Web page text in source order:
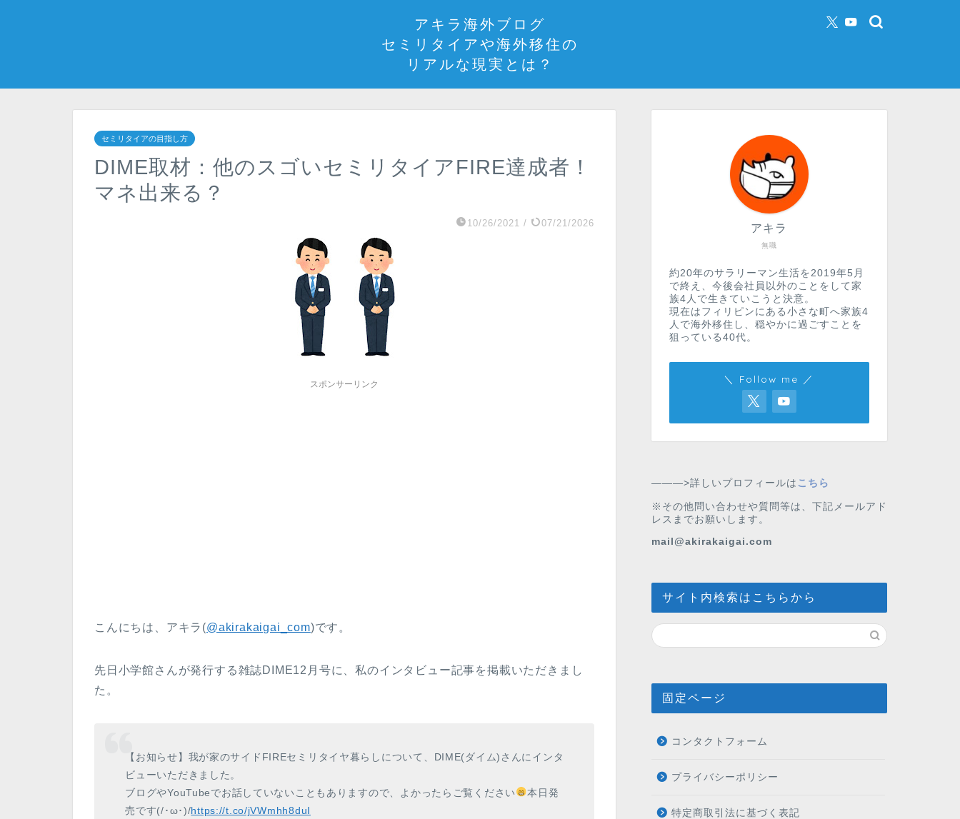
アキラ海外ブログ
セミリタイアや海外移住の
リアルな現実とは？
セミリタイアの目指し方
DIME取材：他のスゴいセミリタイアFIRE達成者！
マネ出来る？
10/26/2021 / 07/21/2026
スポンサーリンク
こんにちは、アキラ(@akirakaigai_com)です。
先日小学館さんが発行する雑誌DIME12月号に、私のインタビュー記事を掲載いただきまし
た。
【お知らせ】我が家のサイドFIREセミリタイヤ暮らしについて、DIME(ダイム)さんにインタ
ビューいただきました。
ブログやYouTubeでお話していないこともありますので、よかったらご覧ください
本日発
売です(/･ω･)/https://t.co/jVWmhh8duI
無職
アキラ
約20年のサラリーマン生活を2019年5月
で終え、今後会社員以外のことをして家
族4人で生きていこうと決意。
現在はフィリピンにある小さな町へ家族4
人で海外移住し、穏やかに過ごすことを
狙っている40代。
＼ Follow me ／
———>詳しいプロフィールは こちら
※その他問い合わせや質問等は、下記メールアド
レスまでお願いします。
mail@akirakaigai.com
サイト内検索はこちらから
固定ページ
コンタクトフォーム
プライバシーポリシー
特定商取引法に基づく表記